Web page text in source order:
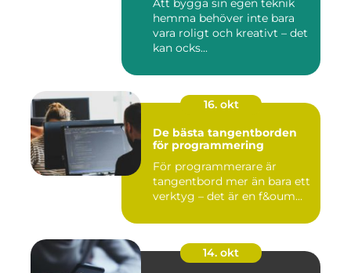
Att bygga sin egen teknik
hemma behöver inte bara
vara roligt och kreativt – det
kan ocks...
16. okt
De bästa tangentborden
för programmering
För programmerare är
tangentbord mer än bara ett
verktyg – det är en f&oum...
14. okt